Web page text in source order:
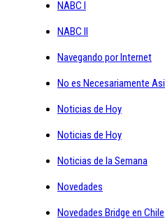
NABC I
NABC II
Navegando por Internet
No es Necesariamente Asi
Noticias de Hoy
Noticias de Hoy
Noticias de la Semana
Novedades
Novedades Bridge en Chile